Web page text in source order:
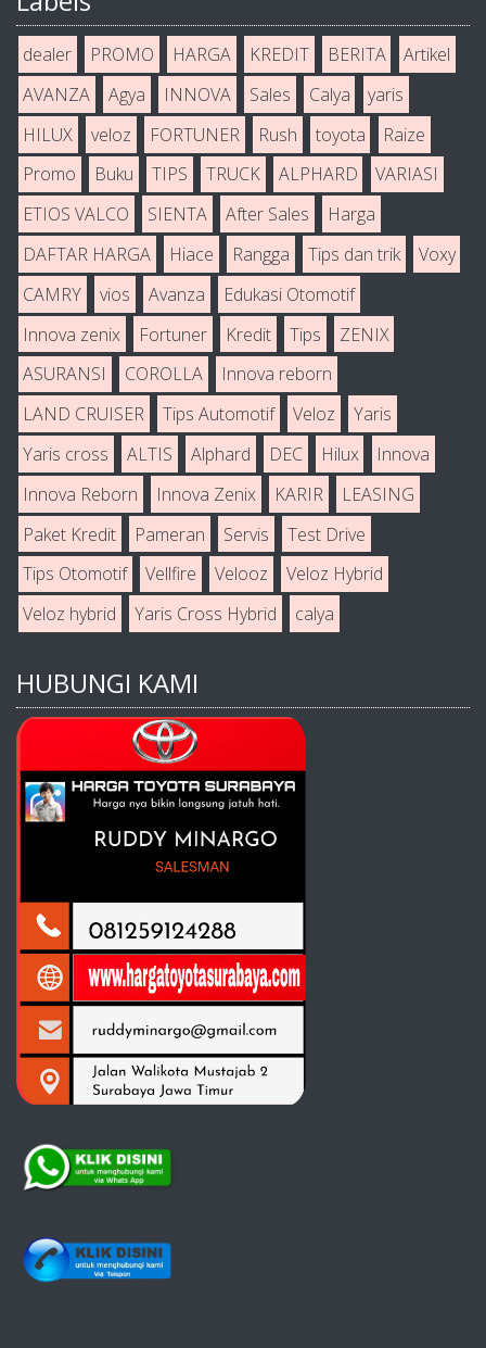
dealer PROMO HARGA KREDIT BERITA
Artikel
AVANZA
Agya INNOVA Sales Calya
yaris
HILUX
veloz FORTUNER Rush toyota
Raize
Promo
Buku TIPS TRUCK ALPHARD
VARIASI
ETIOS VALCO
SIENTA After Sales
Harga
DAFTAR HARGA
Hiace Rangga Tips dan trik
Voxy
CAMRY
vios Avanza
Edukasi Otomotif
Innova zenix
Fortuner Kredit Tips
ZENIX
ASURANSI
COROLLA
Innova reborn
LAND CRUISER
Tips Automotif Veloz
Yaris
Yaris cross
ALTIS Alphard DEC Hilux
Innova
Innova Reborn
Innova Zenix KARIR
LEASING
Paket Kredit
Pameran Servis
Test Drive
Tips Otomotif
Vellfire Velooz
Veloz Hybrid
Veloz hybrid
Yaris Cross Hybrid calya
HUBUNGI KAMI